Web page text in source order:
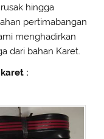
hingga
pertimabangan
menghadirkan
dari bahan Karet.
: